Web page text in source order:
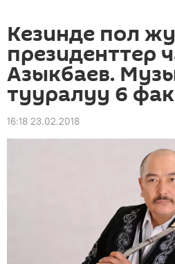
Кезинде пол
президенттер
Азыкбаев.
тууралуу 6
16:18 23.02.2018